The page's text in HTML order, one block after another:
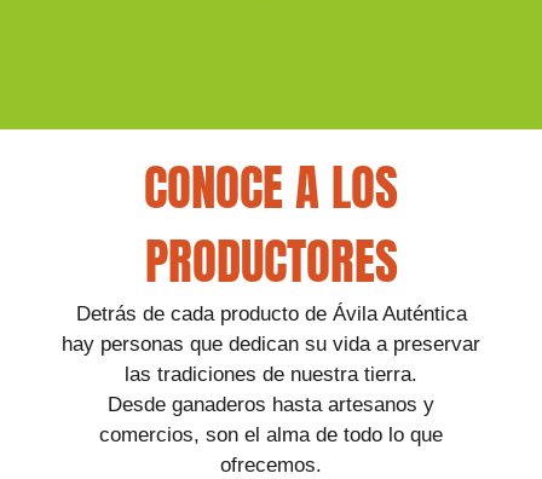
CONOCE A LOS
PRODUCTORES
Detrás de cada producto de Ávila Auténtica
hay personas que dedican su vida a preservar
las tradiciones de nuestra tierra.
Desde ganaderos hasta artesanos y
comercios, son el alma de todo lo que
ofrecemos.